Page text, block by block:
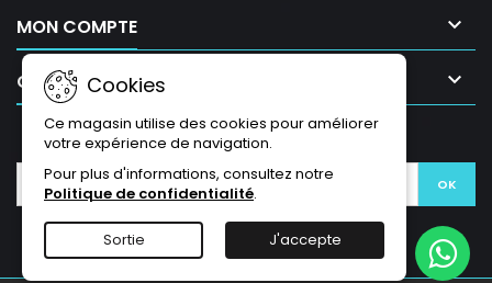
MON COMPTE 
CONTACT 
Cookies
Ce magasin utilise des cookies pour améliorer
votre expérience de navigation.
Pour plus d'informations, consultez notre
Politique de confidentialité.
Sortie J'accepte
LETTRE D'INFORMATIONS